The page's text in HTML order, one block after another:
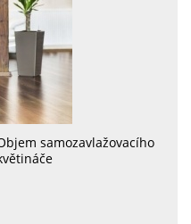
samozavlažovacího